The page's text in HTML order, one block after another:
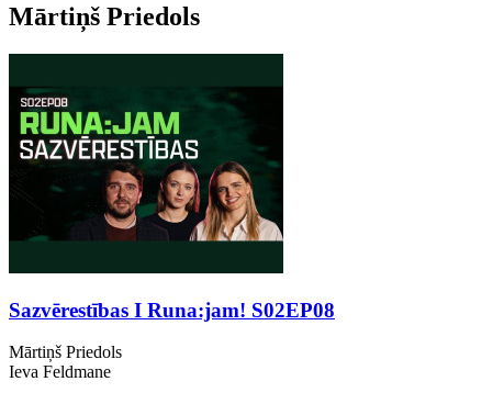
Mārtiņš Priedols
Sazvērestības I Runa:jam! S02EP08
Mārtiņš Priedols
Ieva Feldmane